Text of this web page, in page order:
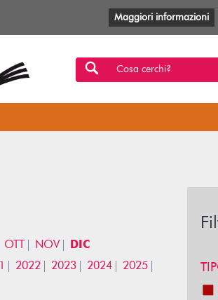
Facebook
Twitter
Cosa cerchi?
OTT NOV
DIC
2022 2023 2024
2025
Maggiori informazioni